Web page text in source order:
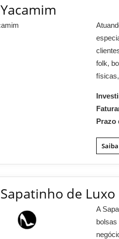
Yacamim
folk,
Prazo
Sapatinho de Luxo
A
bolsas